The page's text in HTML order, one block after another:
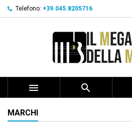
Telefono: +39.045.8205716
 
MARCHI